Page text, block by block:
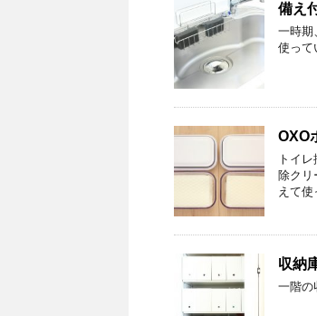
備え
一時期
使って
OXO
トイ
除クリ
えて使
収納
一階の